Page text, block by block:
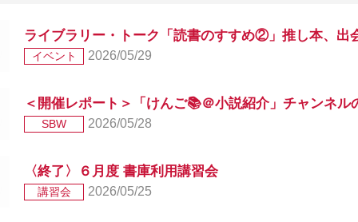
ライブラリー・トーク「読書のすすめ②」推し本、出
イベント 2026/05/29
＜開催レポート＞「けんご📚＠小説紹介」チャンネル
SBW 2026/05/28
〈終了〉６月度 書庫利用講習会
講習会 2026/05/25